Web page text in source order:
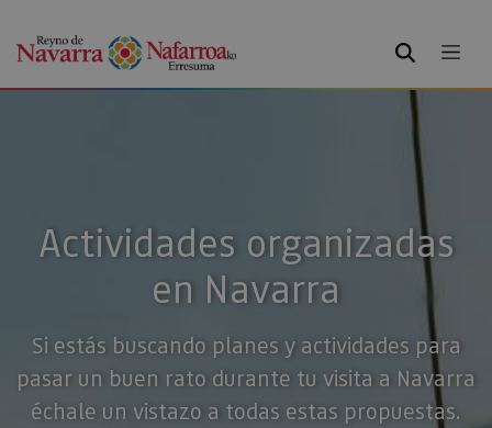
BUSCAR
Actividades organizadas
en Navarra
Si estás buscando planes y actividades para
pasar un buen rato durante tu visita a Navarra
échale un vistazo a todas estas propuestas.